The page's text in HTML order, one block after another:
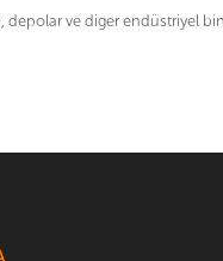
depolar ve diger endüstriyel